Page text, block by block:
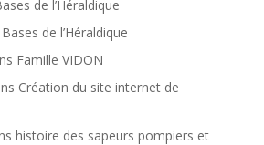
de l’Héraldique
de l’Héraldique
Famille VIDON
Création du site internet de
histoire des sapeurs pompiers et